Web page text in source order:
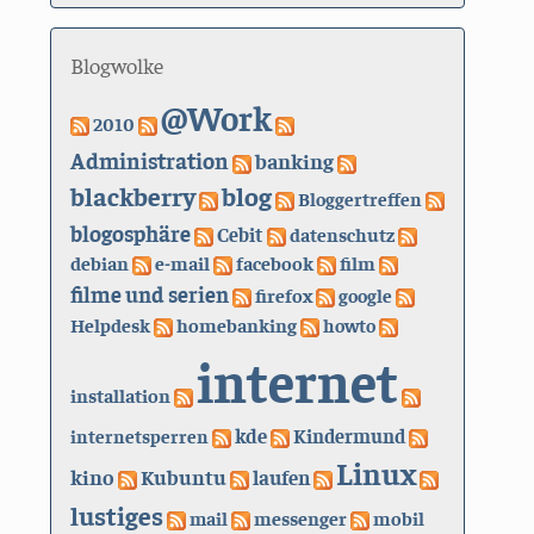
Blogwolke
2010 @Work
Administration banking
blackberry blog Bloggertreffen
blogosphäre Cebit datenschutz
debian e-mail facebook film
filme und serien firefox
google
Helpdesk
homebanking howto
installation internet
internetsperren kde Kindermund
kino Kubuntu laufen Linux
lustiges mail messenger mobil